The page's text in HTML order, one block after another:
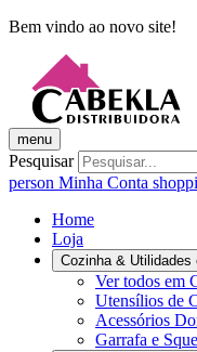
Bem vindo ao novo site!
menu
Pesquisar
person Minha Conta
Home
Loja
Cozinha & Utilidades
Ver todos em
Utensílios de
Acessórios
Garrafa e